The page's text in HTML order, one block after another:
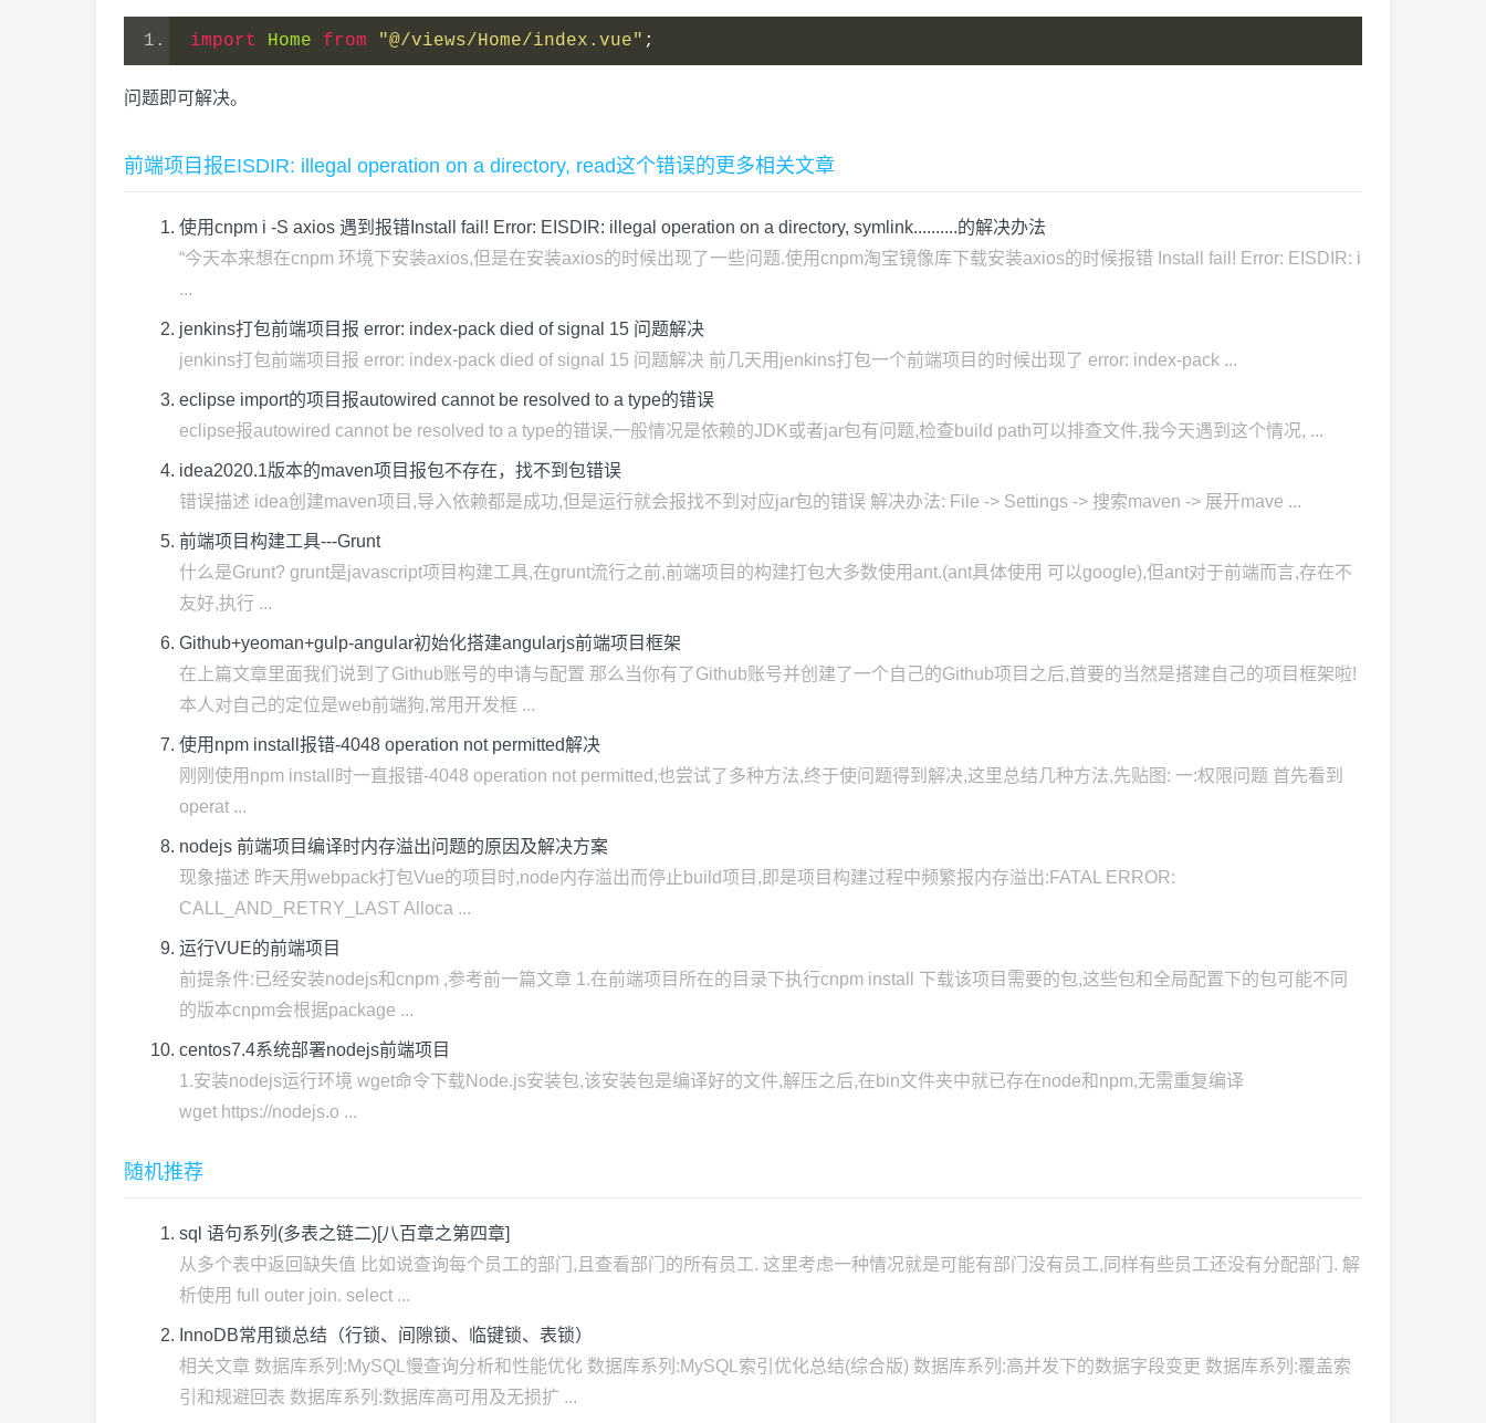
import Home from "@/views/Home/index.vue" ;
问题即可解决。
前端项目报EISDIR: illegal operation on a directory, read这个错误的更多相关文章
使用cnpm i -S axios 遇到报错Install fail! Error: EISDIR: illegal operation on a directory, symlink..........的解决办法
“今天本来想在cnpm 环境下安装axios,但是在安装axios的时候出现了一些问题.使用cnpm淘宝镜像库下载安装axios的时候报错 Install fail! Error: EISDIR: i
...
jenkins打包前端项目报 error: index-pack died of signal 15 问题解决
jenkins打包前端项目报 error: index-pack died of signal 15 问题解决 前几天用jenkins打包一个前端项目的时候出现了 error: index-pack ...
eclipse import的项目报autowired cannot be resolved to a type的错误
eclipse报autowired cannot be resolved to a type的错误,一般情况是依赖的JDK或者jar包有问题,检查build path可以排查文件,我今天遇到这个情况, ...
idea2020.1版本的maven项目报包不存在，找不到包错误
错误描述 idea创建maven项目,导入依赖都是成功,但是运行就会报找不到对应jar包的错误 解决办法: File -> Settings -> 搜索maven -> 展开mave ...
前端项目构建工具---Grunt
什么是Grunt? grunt是javascript项目构建工具,在grunt流行之前,前端项目的构建打包大多数使用ant.(ant具体使用 可以google),但ant对于前端而言,存在不
友好,执行 ...
Github+yeoman+gulp-angular初始化搭建angularjs前端项目框架
在上篇文章里面我们说到了Github账号的申请与配置 那么当你有了Github账号并创建了一个自己的Github项目之后,首要的当然是搭建自己的项目框架啦!
本人对自己的定位是web前端狗,常用开发框 ...
使用npm install报错-4048 operation not permitted解决
刚刚使用npm install时一直报错-4048 operation not permitted,也尝试了多种方法,终于使问题得到解决,这里总结几种方法,先贴图: 一:权限问题 首先看到
operat ...
nodejs 前端项目编译时内存溢出问题的原因及解决方案
现象描述 昨天用webpack打包Vue的项目时,node内存溢出而停止build项目,即是项目构建过程中频繁报内存溢出:FATAL ERROR:
CALL_AND_RETRY_LAST Alloca ...
运行VUE的前端项目
前提条件:已经安装nodejs和cnpm ,参考前一篇文章 1.在前端项目所在的目录下执行cnpm install 下载该项目需要的包,这些包和全局配置下的包可能不同
的版本cnpm会根据package ...
centos7.4系统部署nodejs前端项目
1.安装nodejs运行环境 wget命令下载Node.js安装包,该安装包是编译好的文件,解压之后,在bin文件夹中就已存在node和npm,无需重复编译
wget https://nodejs.o ...
随机推荐
sql 语句系列(多表之链二)[八百章之第四章]
从多个表中返回缺失值 比如说查询每个员工的部门,且查看部门的所有员工. 这里考虑一种情况就是可能有部门没有员工,同样有些员工还没有分配部门. 解
析使用 full outer join. select ...
InnoDB常用锁总结（行锁、间隙锁、临键锁、表锁）
相关文章 数据库系列:MySQL慢查询分析和性能优化 数据库系列:MySQL索引优化总结(综合版) 数据库系列:高并发下的数据字段变更 数据库系列:覆盖索
引和规避回表 数据库系列:数据库高可用及无损扩 ...